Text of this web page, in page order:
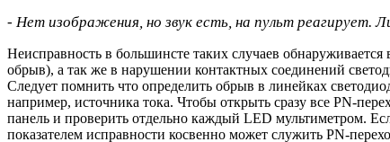
- Нет изображения, но звук есть, на пульт реагирует.
Неисправность в большинсте таких случаев
обрыв), а так же в нарушении контактных соединений
Следует помнить что определить обрыв в линейках
например, источника тока. Чтобы открыть сразу все PN-
панель и проверить отдельно каждый LED мультиметром.
показателем исправности косвенно может служить PN-